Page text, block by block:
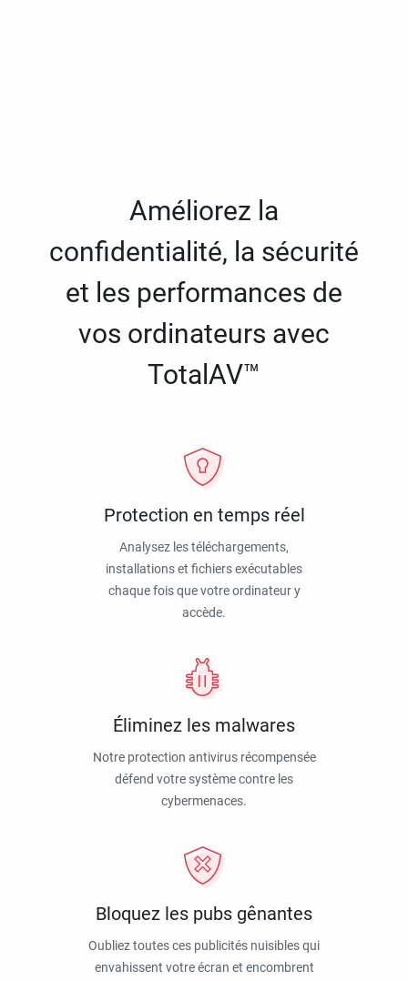
Améliorez la
confidentialité, la sécurité
et les performances de
vos ordinateurs avec
TotalAV™
Protection en temps réel
Analysez les téléchargements,
installations et fichiers exécutables
chaque fois que votre ordinateur y
accède.
Éliminez les malwares
Notre protection antivirus récompensée
défend votre système contre les
cybermenaces.
Bloquez les pubs gênantes
Oubliez toutes ces publicités nuisibles qui
envahissent votre écran et encombrent